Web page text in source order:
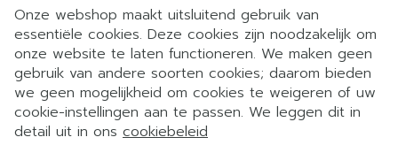
Onze webshop maakt uitsluitend gebruik van
essentiële cookies. Deze cookies zijn noodzakelijk om
onze website te laten functioneren. We maken geen
gebruik van andere soorten cookies; daarom bieden
we geen mogelijkheid om cookies te weigeren of uw
cookie-instellingen aan te passen. We leggen dit in
detail uit in ons cookiebeleid